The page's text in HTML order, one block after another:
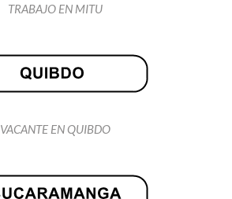
TRABAJO EN MITU
VACANTE EN QUIBDO